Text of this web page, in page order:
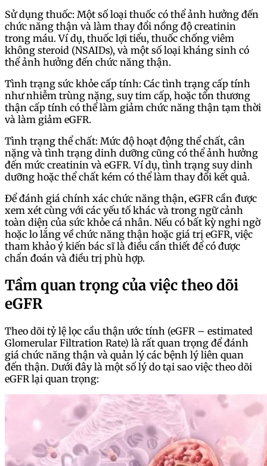
Sử dụng thuốc: Một số loại thuốc có thể ảnh hưởng đến
chức năng thận và làm thay đổi nồng độ creatinin
trong máu. Ví dụ, thuốc lợi tiểu, thuốc chống viêm
không steroid (NSAIDs), và một số loại kháng sinh có
thể ảnh hưởng đến chức năng thận.
Tình trạng sức khỏe cấp tính: Các tình trạng cấp tính
như nhiễm trùng nặng, suy tim cấp, hoặc tổn thương
thận cấp tính có thể làm giảm chức năng thận tạm thời
và làm giảm eGFR.
Tình trạng thể chất: Mức độ hoạt động thể chất, cân
nặng và tình trạng dinh dưỡng cũng có thể ảnh hưởng
đến mức creatinin và eGFR. Ví dụ, tình trạng suy dinh
dưỡng hoặc thể chất kém có thể làm thay đổi kết quả.
Để đánh giá chính xác chức năng thận, eGFR cần được
xem xét cùng với các yếu tố khác và trong ngữ cảnh
toàn diện của sức khỏe cá nhân. Nếu có bất kỳ nghi ngờ
hoặc lo lắng về chức năng thận hoặc giá trị eGFR, việc
tham khảo ý kiến bác sĩ là điều cần thiết để có được
chẩn đoán và điều trị phù hợp.
Tầm quan trọng của việc theo dõi
eGFR
Theo dõi tỷ lệ lọc cầu thận ước tính (eGFR – estimated
Glomerular Filtration Rate) là rất quan trọng để đánh
giá chức năng thận và quản lý các bệnh lý liên quan
đến thận. Dưới đây là một số lý do tại sao việc theo dõi
eGFR lại quan trọng: